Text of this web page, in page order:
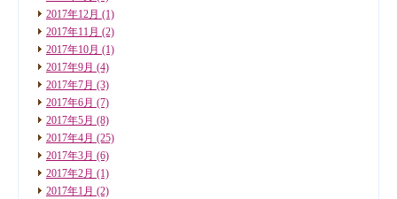
2017年12月 (1)
2017年11月 (2)
2017年10月 (1)
2017年9月 (4)
2017年7月 (3)
2017年6月 (7)
2017年5月 (8)
2017年4月 (25)
2017年3月 (6)
2017年2月 (1)
2017年1月 (2)